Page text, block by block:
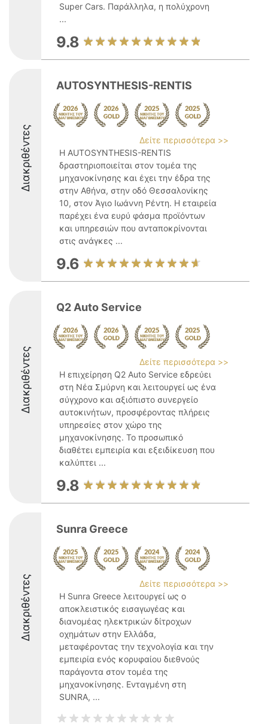
Super Cars. Παράλληλα, η πολύχρονη
...
9.8
Διακριθέντες
AUTOSYNTHESIS-RENTIS
Δείτε περισσότερα >>
Η AUTOSYNTHESIS-RENTIS
δραστηριοποιείται στον τομέα της
μηχανοκίνησης και έχει την έδρα της
στην Αθήνα, στην οδό Θεσσαλονίκης
10, στον Άγιο Ιωάννη Ρέντη. Η εταιρεία
παρέχει ένα ευρύ φάσμα προϊόντων
και υπηρεσιών που ανταποκρίνονται
στις ανάγκες ...
9.6
Διακριθέντες
Q2 Auto Service
Δείτε περισσότερα >>
Η επιχείρηση Q2 Auto Service εδρεύει
στη Νέα Σμύρνη και λειτουργεί ως ένα
σύγχρονο και αξιόπιστο συνεργείο
αυτοκινήτων, προσφέροντας πλήρεις
υπηρεσίες στον χώρο της
μηχανοκίνησης. Το προσωπικό
διαθέτει εμπειρία και εξειδίκευση που
καλύπτει ...
9.8
Διακριθέντες
Sunra Greece
Δείτε περισσότερα >>
Η Sunra Greece λειτουργεί ως ο
αποκλειστικός εισαγωγέας και
διανομέας ηλεκτρικών δίτροχων
οχημάτων στην Ελλάδα,
μεταφέροντας την τεχνολογία και την
εμπειρία ενός κορυφαίου διεθνούς
παράγοντα στον τομέα της
μηχανοκίνησης. Ενταγμένη στη
SUNRA, ...